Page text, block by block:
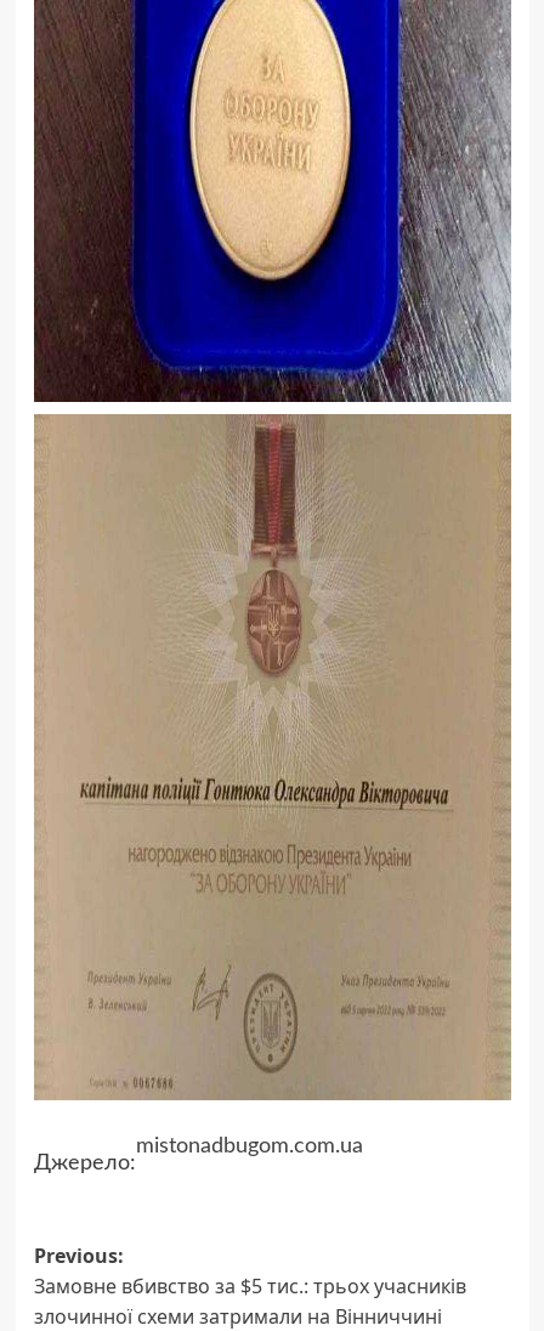
Джерело:
mistonadbugom.com.ua
Post
navigation
Previous:
Замовне вбивство за $5 тис.: трьох учасників
злочинної схеми затримали на Вінниччині